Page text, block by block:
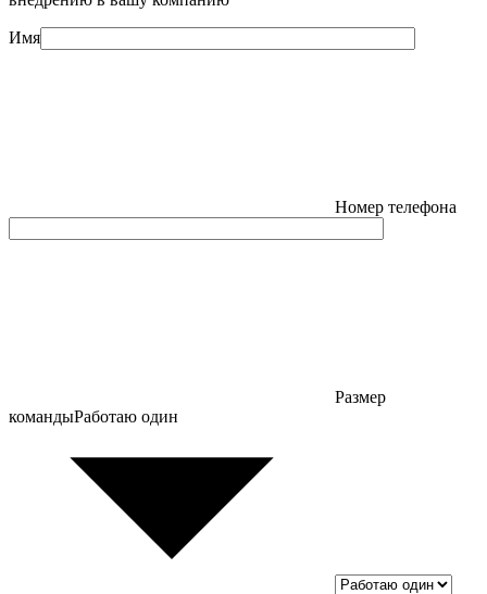
Имя
Номер телефона
Размер
командыРаботаю один